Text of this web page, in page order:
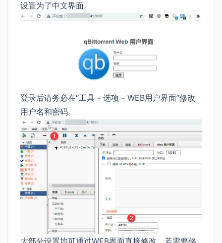
设置为了中文界面。
登录后请务必在“工具 - 选项 - WEB用户界面”修改
用户名和密码。